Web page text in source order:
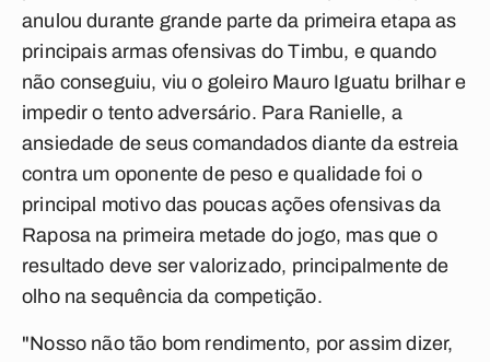
anulou durante grande parte da primeira etapa as
principais armas ofensivas do Timbu, e quando
não conseguiu, viu o goleiro Mauro Iguatu brilhar e
impedir o tento adversário. Para Ranielle, a
ansiedade de seus comandados diante da estreia
contra um oponente de peso e qualidade foi o
principal motivo das poucas ações ofensivas da
Raposa na primeira metade do jogo, mas que o
resultado deve ser valorizado, principalmente de
olho na sequência da competição.
"Nosso não tão bom rendimento, por assim dizer,